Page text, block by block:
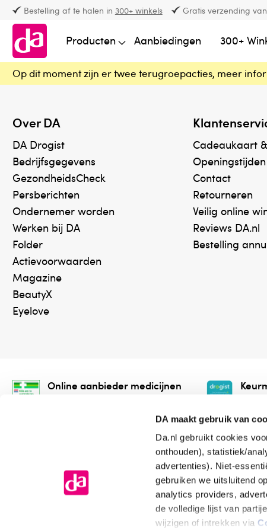
DA maakt gebruik van
Da.nl gebruikt cookies
onthouden), statistiek/
advertenties). Niet-
gebruiken we uitsluitend
analytics providers,
de volledige lijst van
wijzigen of intrekken via
Bestelling af te halen in 300+ winkels Gratis verzending
Producten Aanbiedingen 300+
Op dit moment zijn er twee terugroepacties, meer
Over DA
DA Drogist
Bedrijfsgegevens
GezondheidsCheck
Persberichten
Ondernemer worden
Werken bij DA
Folder
Actievoorwaarden
Magazine
BeautyX
Eyelove
Cadeaukaart
Openingstijden
Contact
Retourneren
Veilig online
Reviews DA.nl
Bestelling
Online aanbieder medicijnen
onze webshop mag verkopen.
Algemene voorwaarden